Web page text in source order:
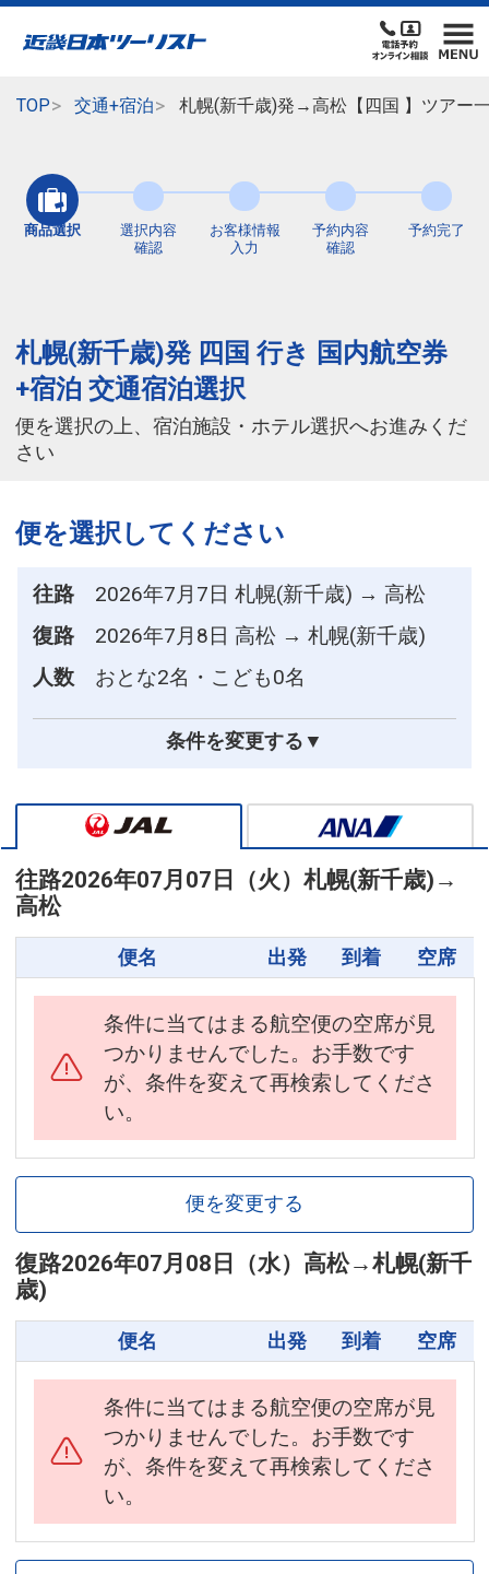
TOP 交通+宿泊 札幌(新千歳)発→高松【四国 】ツアー
商品選択
選択内容
確認
お客様情報
入力
予約内容
確認
予約完了
札幌(新千歳)発 四国 行き 国内航空券
+宿泊 交通宿泊選択
便を選択の上、宿泊施設・ホテル選択へお進みくだ
さい
便を選択してください
往路
2026年7月7日 札幌(新千歳) → 高松
復路
2026年7月8日 高松 → 札幌(新千歳)
人数
おとな2名・こども0名
条件を変更する▼
往路2026年07月07日（火） 札幌(新千歳) →
高松
便名 出発 到着 空席
条件に当てはまる航空便の空席が見
つかりませんでした。お手数です
が、条件を変えて再検索してくださ
い。
便を変更する
復路2026年07月08日（水） 高松→札幌(新千
歳)
便名 出発 到着 空席
条件に当てはまる航空便の空席が見
つかりませんでした。お手数です
が、条件を変えて再検索してくださ
い。